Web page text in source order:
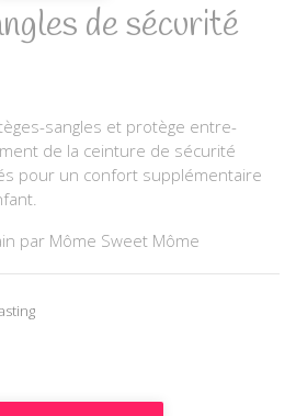
de sécurité
sangles et protège entre-
de la ceinture de sécurité
pour un confort supplémentaire
par Môme Sweet Môme